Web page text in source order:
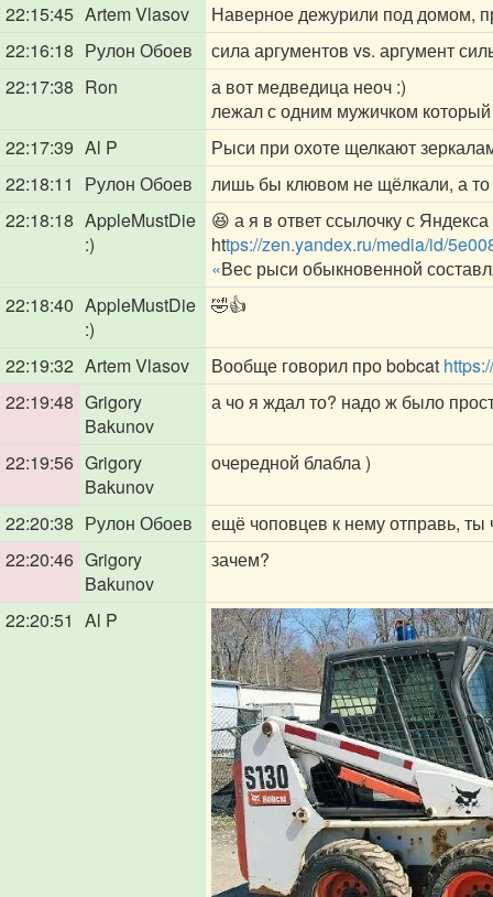
22:15:45 Artem Vlasov
Наверное дежурили под домом,
22:16:18 Рулон Обоев
сила аргументов vs. аргумент
22:17:38 Ron
а вот медведица неоч :)
лежал с одним мужичком
22:17:39 Al P
Рыси при охоте щелкают
22:18:11
Рулон Обоев
лишь бы клювом не щёлкали, а
22:18:18 AppleMustDie
:)
😆 а я в ответ ссылочку с
https://zen.yandex.ru/media/id/
«Вес рыси обыкновенной
22:18:40 AppleMustDie
:)
🤣👍
22:19:32 Artem Vlasov Вообще говорил про bobcat
22:19:48 Grigory
Bakunov
а чо я ждал то? надо ж было
22:19:56 Grigory
Bakunov
очередной блабла )
22:20:38 Рулон Обоев
ещё чоповцев к нему отправь,
22:20:46 Grigory
Bakunov
зачем?
22:20:51 Al P